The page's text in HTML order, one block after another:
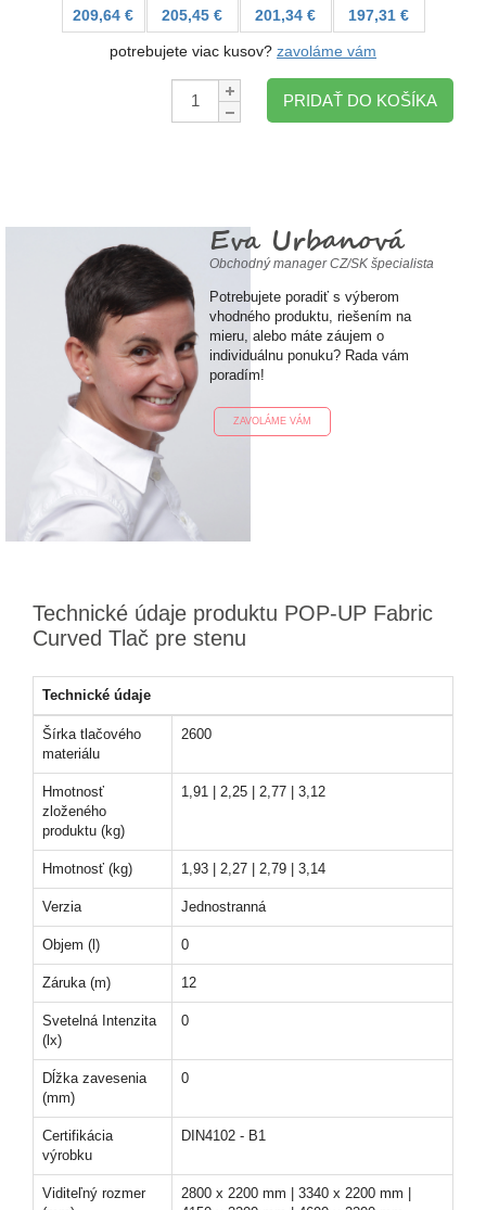
209,64 € 205,45 € 201,34 € 197,31 €
potrebujete viac kusov? zavoláme vám
Množstvo:
PRIDAŤ DO KOŠÍKA
Eva Urbanová
Obchodný manager CZ/SK špecialista
Potrebujete poradiť s výberom
vhodného produktu, riešením na
mieru, alebo máte záujem o
individuálnu ponuku? Rada vám
poradím!
ZAVOLÁME VÁM
Technické údaje produktu POP-UP Fabric
Curved Tlač pre stenu
Technické údaje
Šírka tlačového
materiálu
2600
Hmotnosť
zloženého
produktu (kg)
1,91 | 2,25 | 2,77 | 3,12
Hmotnosť (kg) 1,93 | 2,27 | 2,79 | 3,14
Verzia Jednostranná
Objem (l) 0
Záruka (m) 12
Svetelná Intenzita
(lx)
0
Dĺžka zavesenia
(mm)
0
Certifikácia
výrobku
DIN4102 - B1
Viditeľný rozmer
2800 x 2200 mm | 3340 x 2200 mm |